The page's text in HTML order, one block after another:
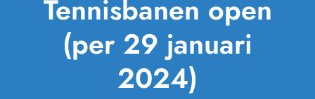
Activiteiten
Tennisbanen open
(per 29 januari
2024)